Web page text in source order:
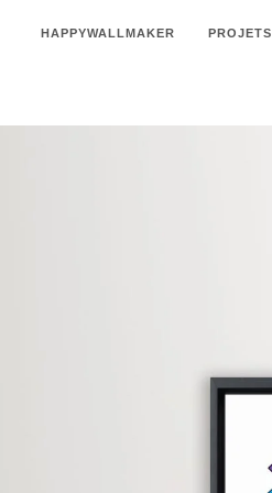
HAPPYWALLMAKER PROJETS